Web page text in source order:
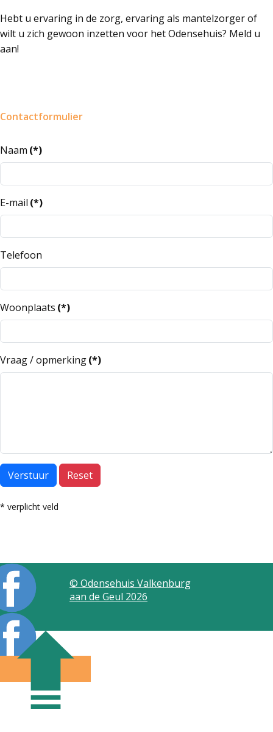
Hebt u ervaring in de zorg, ervaring als mantelzorger of
wilt u zich gewoon inzetten voor het Odensehuis? Meld u
aan!
Contactformulier
Naam (*)
E-mail (*)
Telefoon
Woonplaats (*)
Vraag / opmerking(*)
Verstuur Reset
* verplicht veld
© Odensehuis Valkenburg
aan de Geul 2026